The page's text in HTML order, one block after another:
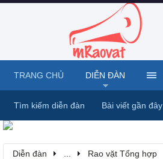
Diễn đàn Rao vặt Tổng hợp
TRANG CHỦ DIỄN ĐÀN
Tìm kiếm diễn đàn Bài viết gần đây